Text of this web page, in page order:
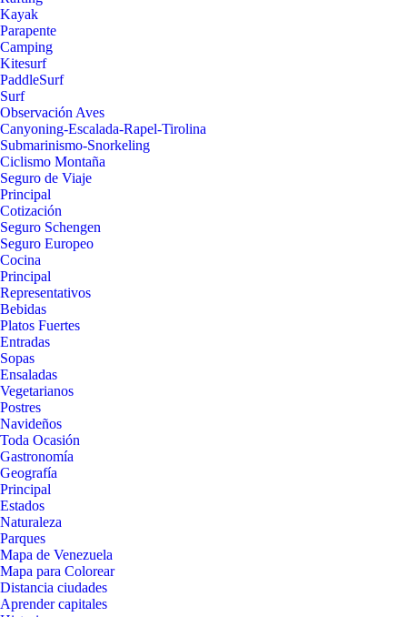
Kayak
Parapente
Camping
Kitesurf
PaddleSurf
Surf
Observación Aves
Canyoning-Escalada-Rapel-Tirolina
Submarinismo-Snorkeling
Ciclismo Montaña
Seguro de Viaje
Principal
Cotización
Seguro Schengen
Seguro Europeo
Cocina
Principal
Representativos
Bebidas
Platos Fuertes
Entradas
Sopas
Ensaladas
Vegetarianos
Postres
Navideños
Toda Ocasión
Gastronomía
Geografía
Principal
Estados
Naturaleza
Parques
Mapa de Venezuela
Mapa para Colorear
Distancia ciudades
Aprender capitales